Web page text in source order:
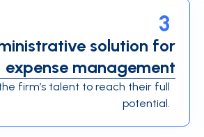
solution for
expense management
3
firm’s talent to reach their full
potential.